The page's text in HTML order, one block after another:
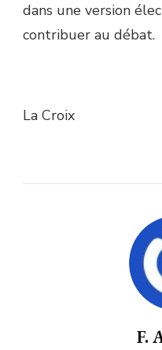
dans une version
contribuer au débat.
La Croix
F.